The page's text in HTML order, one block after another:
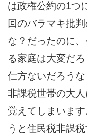
は政権公約の1つ
回のバラマキ批
な？だったのに
る家庭は大変だ
仕方ないだろう
非課税世帯の大
覚えてしまいま
うと住民税非課税